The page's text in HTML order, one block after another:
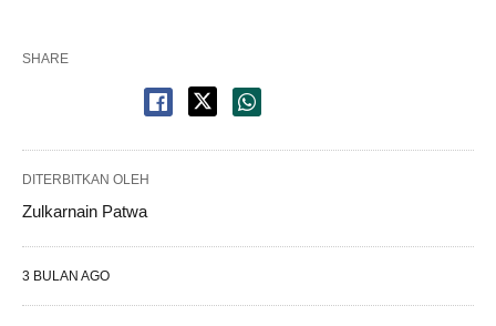
SHARE
DITERBITKAN OLEH
Zulkarnain Patwa
3 BULAN AGO